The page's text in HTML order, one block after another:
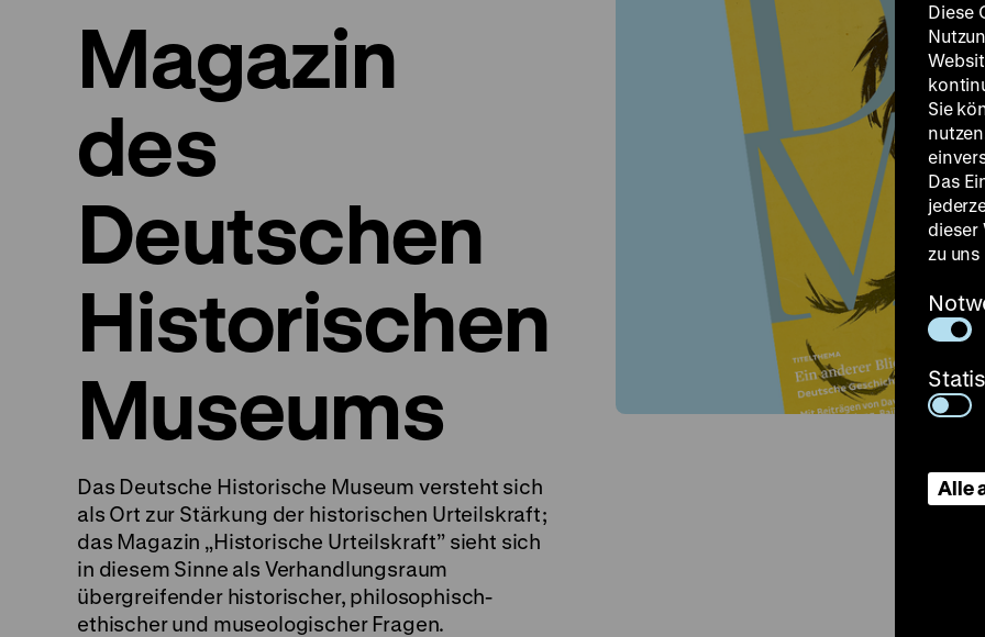
Magazin
des
Deutschen
Historischen
Museums
Das Deutsche Historische Museum versteht sich
als Ort zur Stärkung der historischen Urteilskraft;
das Magazin „Historische Urteilskraft” sieht sich
in diesem Sinne als Verhandlungsraum
übergreifender historischer, philosophisch-
ethischer und museologischer Fragen.
Diese
Sie
Das
dieser
zu uns
Alle